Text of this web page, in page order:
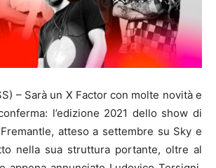
– Sarà un X Factor con molte novità e
l’edizione 2021 dello show di
atteso a settembre su Sky e
nella sua struttura portante, oltre al